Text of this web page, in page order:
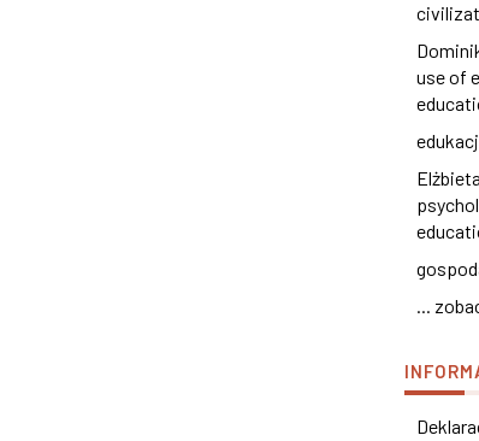
use of
...